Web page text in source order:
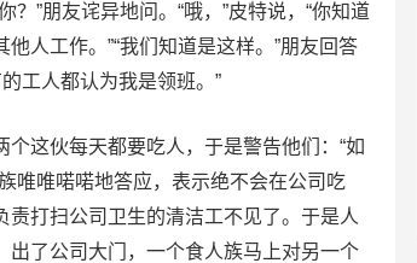
”朋友诧异地问。“哦，”皮特说，“你知道
人工作。”“我们知道是这样。”朋友回答
工人都认为我是领班。”
这伙每天都要吃人，于是警告他们：“如
唯唯喏喏地答应，表示绝不会在公司吃
打扫公司卫生的清洁工不见了。于是人
了公司大门，一个食人族马上对另一个